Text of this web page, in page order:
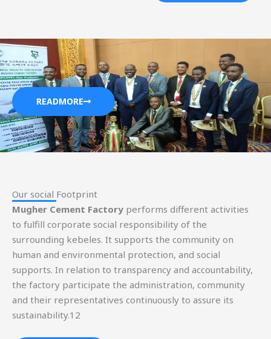
READMORE
Our social Footprint​
Mugher Cement Factory performs different activities
to fulfill corporate social responsibility of the
surrounding kebeles. It supports the community on
human and environmental protection, and social
supports. In relation to transparency and accountability,
the factory participate the administration, community
and their representatives continuously to assure its
sustainability.12